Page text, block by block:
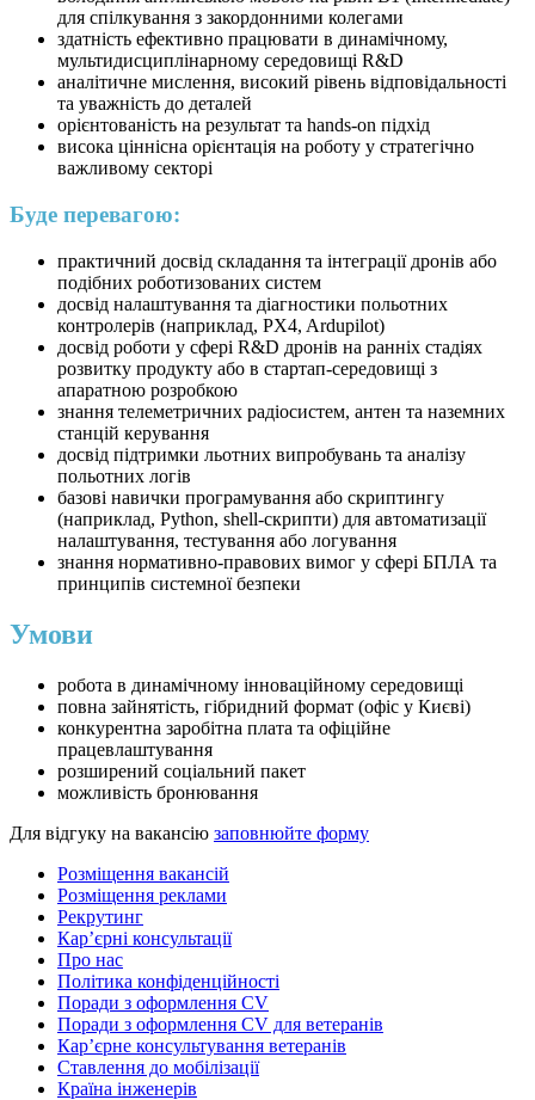
для спілкування з закордонними колегами
здатність ефективно працювати в динамічному,
мультидисциплінарному середовищі R&D
аналітичне мислення, високий рівень відповідальності
та уважність до деталей
орієнтованість на результат та hands-on підхід
висока ціннісна орієнтація на роботу у стратегічно
важливому секторі
Буде перевагою:
практичний досвід складання та інтеграції дронів або
подібних роботизованих систем
досвід налаштування та діагностики польотних
контролерів (наприклад, PX4, Ardupilot)
досвід роботи у сфері R&D дронів на ранніх стадіях
розвитку продукту або в стартап-середовищі з
апаратною розробкою
знання телеметричних радіосистем, антен та наземних
станцій керування
досвід підтримки льотних випробувань та аналізу
польотних логів
базові навички програмування або скриптингу
(наприклад, Python, shell-скрипти) для автоматизації
налаштування, тестування або логування
знання нормативно-правових вимог у сфері БПЛА та
принципів системної безпеки
Умови
робота в динамічному інноваційному середовищі
повна зайнятість, гібридний формат (офіс у Києві)
конкурентна заробітна плата та офіційне
працевлаштування
розширений соціальний пакет
можливість бронювання
Для відгуку на вакансію заповнюйте форму
Розміщення вакансій
Розміщення реклами
Рекрутинг
Карʼєрні консультації
Про нас
Політика конфіденційності
Поради з оформлення CV
Поради з оформлення CV для ветеранів
Карʼєрне консультування ветеранів
Ставлення до мобілізації
Країна інженерів